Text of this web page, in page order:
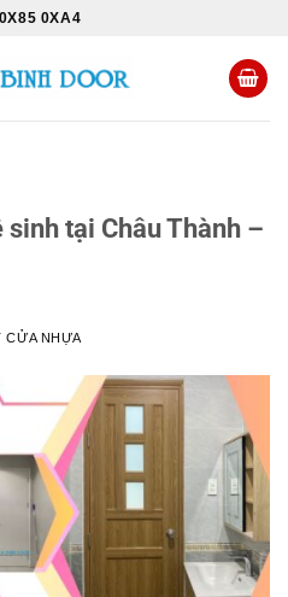
0XA4
sinh tại Châu Thành –
CỬA NHỰA